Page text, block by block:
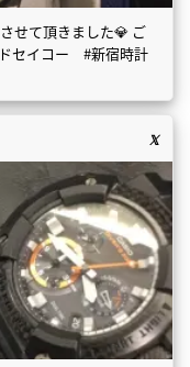
せて頂きました💎 ご
セイコー #新宿時計